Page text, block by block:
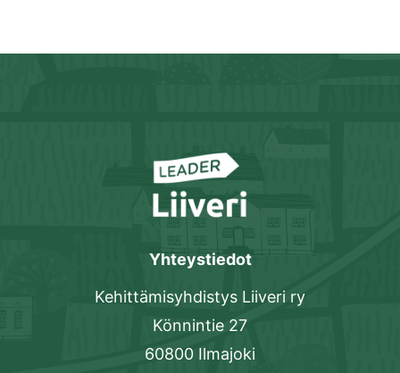
Yhteystiedot
Kehittämisyhdistys Liiveri ry
Könnintie 27
60800 Ilmajoki